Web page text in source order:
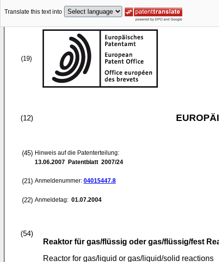
Translate this text into
(19)
(12)
(45) Hinweis auf die Patenterteilung:
13.06.2007 Patentblatt 2007/24
(21) Anmeldenummer: 04015447.8
(22) Anmeldetag: 01.07.2004
(54)
Reaktor für gas/flüssig oder gas/flüssig/fest
Reactor for gas/liquid or gas/liquid/solid reactions